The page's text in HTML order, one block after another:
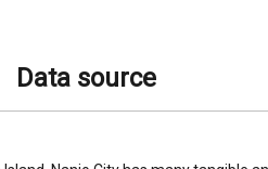
Data source